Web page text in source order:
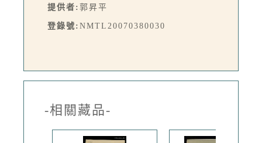
提供者: 郭昇平
登錄號: NMTL20070380030
-相關藏品-